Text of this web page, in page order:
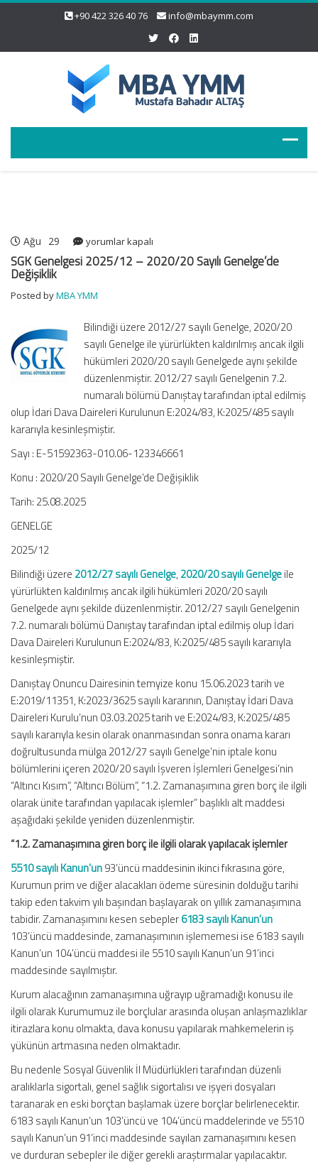
+90 422 326 40 76 info@mbaymm.com
Ağu 29
SGK
Genelgesi
2020/20
Genelge’de
Değişiklik
için
yorumlar kapalı
SGK Genelgesi 2025/12 – 2020/20 Sayılı Genelge’de
Değişiklik
Posted byMBA YMM
Bilindiği üzere 2012/27 sayılı Genelge, 2020/20
sayılı Genelge ile yürürlükten kaldırılmış ancak ilgili
hükümleri 2020/20 sayılı Genelgede aynı şekilde
düzenlenmiştir. 2012/27 sayılı Genelgenin 7.2.
numaralı bölümü Danıştay tarafından iptal edilmiş
olup İdari Dava Daireleri Kurulunun E:2024/83, K:2025/485 sayılı
kararıyla kesinleşmiştir.
Sayı : E-51592363-010.06-123346661
Konu : 2020/20 Sayılı Genelge’de Değişiklik
Tarih: 25.08.2025
GENELGE
2025/12
Bilindiği üzere 2012/27 sayılı Genelge, 2020/20 sayılı Genelgeile
yürürlükten kaldırılmış ancak ilgili hükümleri 2020/20 sayılı
Genelgede aynı şekilde düzenlenmiştir. 2012/27 sayılı Genelgenin
7.2. numaralı bölümü Danıştay tarafından iptal edilmiş olup İdari
Dava Daireleri Kurulunun E:2024/83, K:2025/485 sayılı kararıyla
kesinleşmiştir.
Danıştay Onuncu Dairesinin temyize konu 15.06.2023 tarih ve
E:2019/11351, K:2023/3625 sayılı kararının, Danıştay İdari Dava
Daireleri Kurulu’nun 03.03.2025 tarih ve E:2024/83, K:2025/485
sayılı kararıyla kesin olarak onanmasından sonra onama kararı
doğrultusunda mülga 2012/27 sayılı Genelge’nin iptale konu
bölümlerini içeren 2020/20 sayılı İşveren İşlemleri Genelgesi’nin
“Altıncı Kısım”, “Altıncı Bölüm”, “1.2. Zamanaşımına giren borç ile ilgili
olarak ünite tarafından yapılacak işlemler” başlıklı alt maddesi
aşağıdaki şekilde yeniden düzenlenmiştir.
“1.2. Zamanaşımına giren borç ile ilgili olarak yapılacak işlemler
5510 sayılı Kanun’un93’üncü maddesinin ikinci fıkrasına göre,
Kurumun prim ve diğer alacakları ödeme süresinin dolduğu tarihi
takip eden takvim yılı başından başlayarak on yıllık zamanaşımına
tabidir. Zamanaşımını kesen sebepler6183 sayılı Kanun’un
103’üncü maddesinde, zamanaşımının işlememesi ise 6183 sayılı
Kanun’un 104’üncü maddesi ile 5510 sayılı Kanun’un 91’inci
maddesinde sayılmıştır.
Kurum alacağının zamanaşımına uğrayıp uğramadığı konusu ile
ilgili olarak Kurumumuz ile borçlular arasında oluşan anlaşmazlıklar
itirazlara konu olmakta, dava konusu yapılarak mahkemelerin iş
yükünün artmasına neden olmaktadır.
Bu nedenle Sosyal Güvenlik İl Müdürlükleri tarafından düzenli
aralıklarla sigortalı, genel sağlık sigortalısı ve işyeri dosyaları
taranarak en eski borçtan başlamak üzere borçlar belirlenecektir.
6183 sayılı Kanun’un 103’üncü ve 104’üncü maddelerinde ve 5510
sayılı Kanun’un 91’inci maddesinde sayılan zamanaşımını kesen
ve durduran sebepler ile diğer gerekli araştırmalar yapılacaktır.